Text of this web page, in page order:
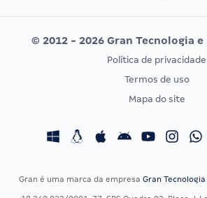
Editais publicados
Vunesp
CONCURSOS POR PROFISSÃO
Concursos Fiscais
EXAME
© 2012 - 2026 Gran Tecnologia e
Política de privacidade
Termos de uso
Mapa do site
Gran é uma marca da empresa Gran